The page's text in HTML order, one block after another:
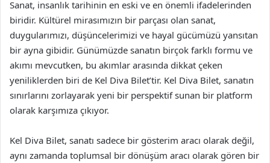
Sanat, insanlık tarihinin en eski ve en önemli ifadelerinden
biridir. Kültürel mirasımızın bir parçası olan sanat,
duygularımızı, düşüncelerimizi ve hayal gücümüzü yansıtan
bir ayna gibidir. Günümüzde sanatın birçok farklı formu ve
akımı mevcutken, bu akımlar arasında dikkat çeken
yeniliklerden biri de Kel Diva Bilet’tir. Kel Diva Bilet, sanatın
sınırlarını zorlayarak yeni bir perspektif sunan bir platform
olarak karşımıza çıkıyor.
Kel Diva Bilet, sanatı sadece bir gösterim aracı olarak değil,
aynı zamanda toplumsal bir dönüşüm aracı olarak gören bir